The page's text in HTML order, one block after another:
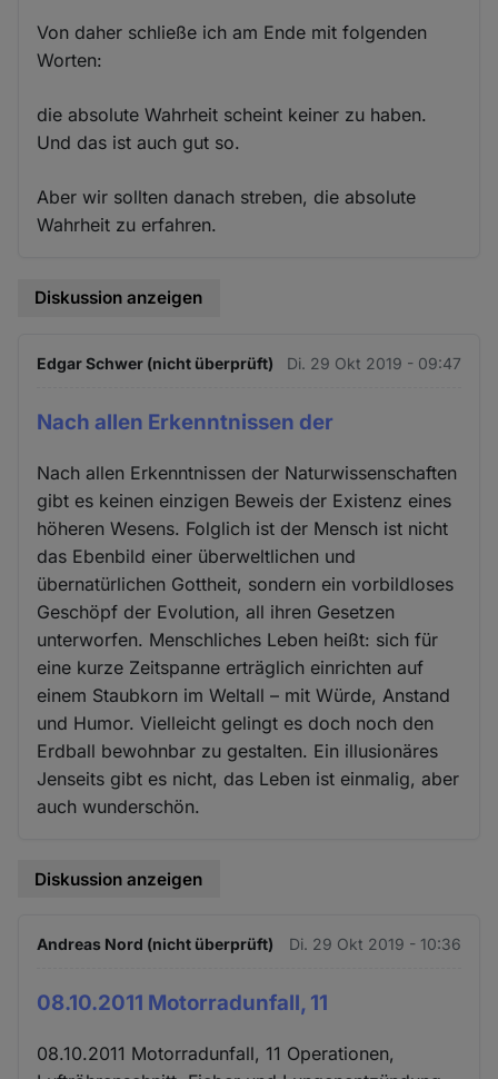
Von daher schließe ich am Ende mit folgenden
Worten:
die absolute Wahrheit scheint keiner zu haben.
Und das ist auch gut so.
Aber wir sollten danach streben, die absolute
Wahrheit zu erfahren.
Diskussion anzeigen
Edgar Schwer (nicht überprüft) Di. 29 Okt 2019 - 09:47
Nach allen Erkenntnissen der
Nach allen Erkenntnissen der Naturwissenschaften
gibt es keinen einzigen Beweis der Existenz eines
höheren Wesens. Folglich ist der Mensch ist nicht
das Ebenbild einer überweltlichen und
übernatürlichen Gottheit, sondern ein vorbildloses
Geschöpf der Evolution, all ihren Gesetzen
unterworfen. Menschliches Leben heißt: sich für
eine kurze Zeitspanne erträglich einrichten auf
einem Staubkorn im Weltall – mit Würde, Anstand
und Humor. Vielleicht gelingt es doch noch den
Erdball bewohnbar zu gestalten. Ein illusionäres
Jenseits gibt es nicht, das Leben ist einmalig, aber
auch wunderschön.
Diskussion anzeigen
Andreas Nord (nicht überprüft) Di. 29 Okt 2019 - 10:36
08.10.2011 Motorradunfall, 11
08.10.2011 Motorradunfall, 11 Operationen,